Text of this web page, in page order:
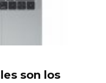
son los